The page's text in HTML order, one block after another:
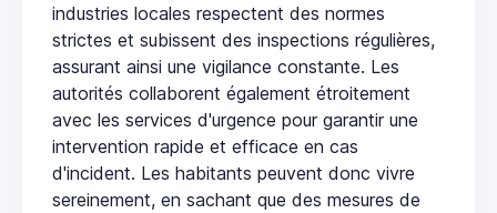
industries locales respectent des normes
strictes et subissent des inspections régulières,
assurant ainsi une vigilance constante. Les
autorités collaborent également étroitement
avec les services d'urgence pour garantir une
intervention rapide et efficace en cas
d'incident. Les habitants peuvent donc vivre
sereinement, en sachant que des mesures de